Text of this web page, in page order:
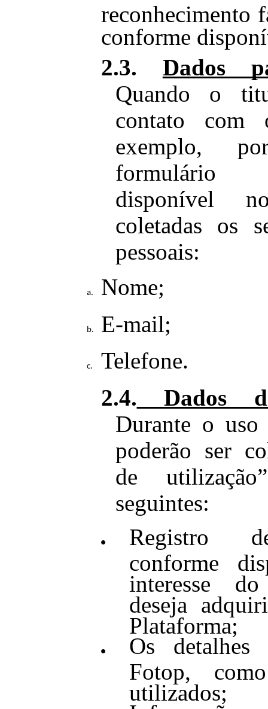
reconhecimento
conforme
2.3. Dados
Quando o
contato com
exemplo,
formulário
disponível
coletadas os
pessoais:
Nome;
E-mail;
Telefone.
2.4. Dados
Durante o uso
poderão ser
de
seguintes:
Registro
conforme
interesse
deseja
Plataforma;
Os
Fotop,
utilizados;